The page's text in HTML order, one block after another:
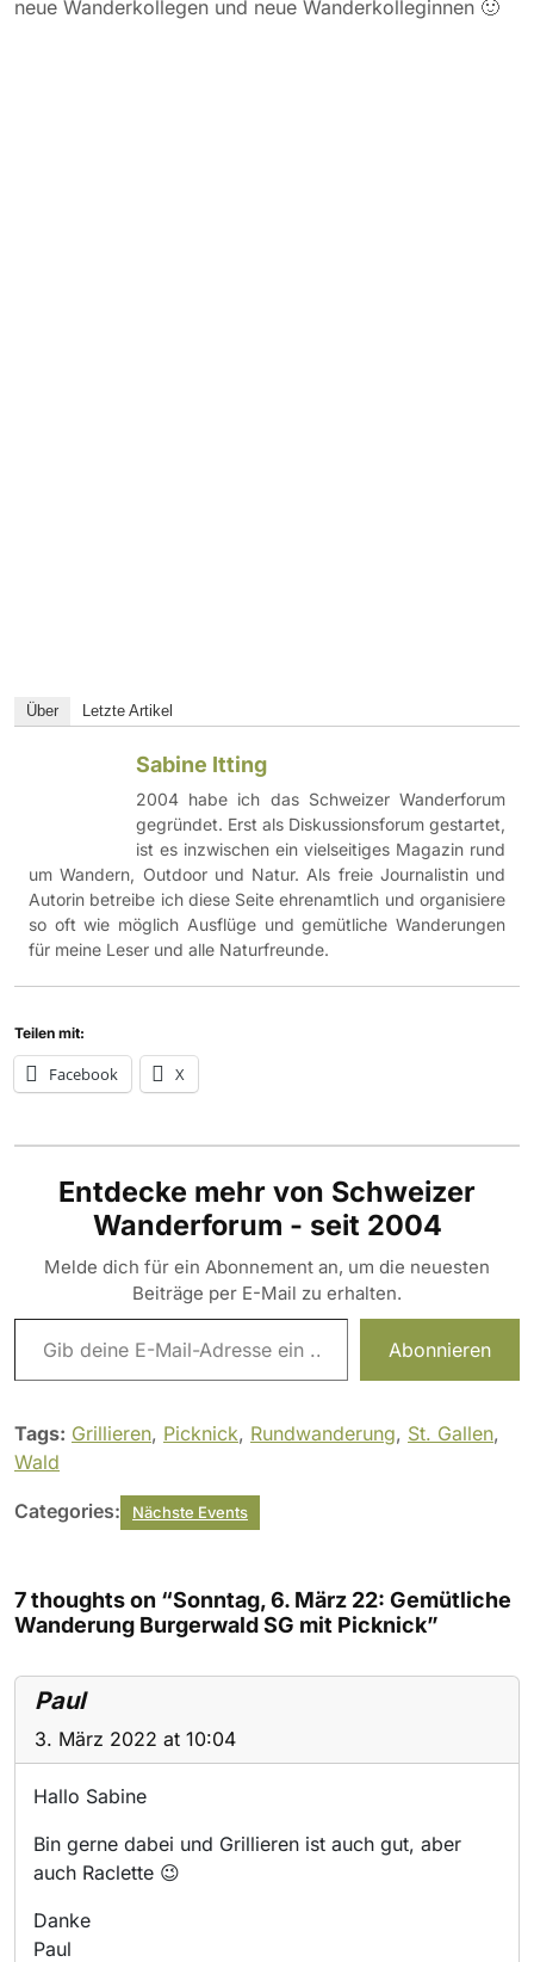
neue Wanderkollegen und neue Wanderkolleginnen 🙂
Über Letzte Artikel
Sabine Itting
2004 habe ich das Schweizer Wanderforum
gegründet. Erst als Diskussionsforum gestartet,
ist es inzwischen ein vielseitiges Magazin rund
um Wandern, Outdoor und Natur. Als freie Journalistin und
Autorin betreibe ich diese Seite ehrenamtlich und organisiere
so oft wie möglich Ausflüge und gemütliche Wanderungen
für meine Leser und alle Naturfreunde.
Teilen mit:
Facebook X
Entdecke mehr von Schweizer
Wanderforum - seit 2004
Melde dich für ein Abonnement an, um die neuesten
Beiträge per E-Mail zu erhalten.
Gib deine E-Mail-Adresse ein ...
Abonnieren
Tags: Grillieren, Picknick, Rundwanderung, St. Gallen,
Wald
Categories: Nächste Events
7 thoughts on “Sonntag, 6. März 22: Gemütliche
Wanderung Burgerwald SG mit Picknick”
Paul
3. März 2022 at 10:04
Hallo Sabine
Bin gerne dabei und Grillieren ist auch gut, aber
auch Raclette 😉
Danke
Paul